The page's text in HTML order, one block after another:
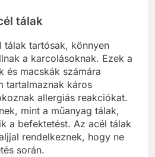
tálak
tálak tartósak, könnyen
a karcolásoknak. Ezek a
és macskák számára
tartalmaznak káros
allergiás reakciókat.
mint a műanyag tálak,
a befektetést. Az acél tálak
rendelkeznek, hogy ne
során.